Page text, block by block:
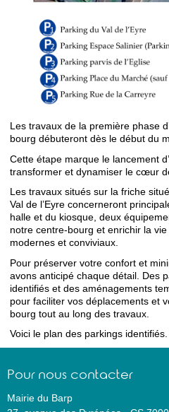
Les travaux de la première phase
bourg débuteront dès le début du
Cette étape marque le lancement
transformer et dynamiser le cœur
Les travaux situés sur la friche
Val de l’Eyre concerneront
halle et du kiosque, deux
notre centre-bourg et enrichir la
modernes et conviviaux.
Pour préserver votre confort et
avons anticipé chaque détail. Des
identifiés et des aménagements
pour faciliter vos déplacements et
bourg tout au long des travaux.
Voici le plan des parkings identifiés.
Pour nous contacter
Mairie du Barp